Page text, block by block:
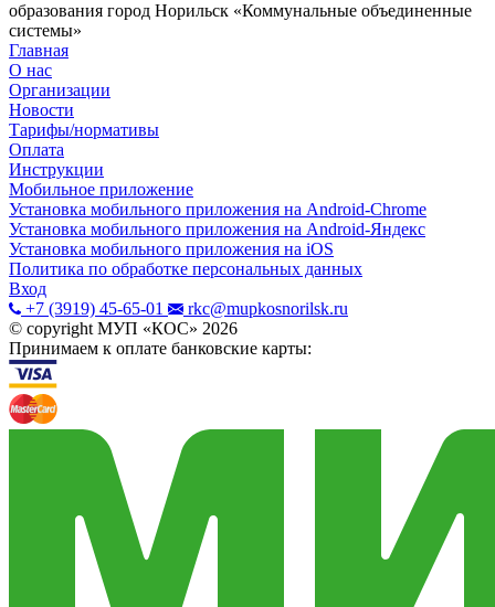
образования город Норильск «Коммунальные объединенные
системы»
Главная
О нас
Организации
Новости
Тарифы/нормативы
Оплата
Инструкции
Мобильное приложение
Установка мобильного приложения на Android-Chrome
Установка мобильного приложения на Android-Яндекс
Установка мобильного приложения на iOS
Политика по обработке персональных данных
Вход
+7 (3919) 45-65-01
rkc@mupkosnorilsk.ru
© copyright МУП «КОС» 2026
Принимаем к оплате банковские карты: